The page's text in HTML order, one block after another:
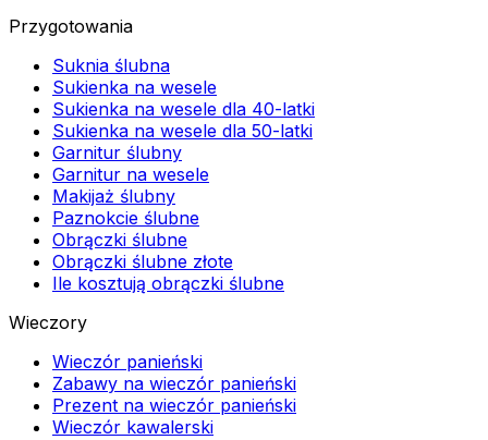
Przygotowania
Suknia ślubna
Sukienka na wesele
Sukienka na wesele dla 40-latki
Sukienka na wesele dla 50-latki
Garnitur ślubny
Garnitur na wesele
Makijaż ślubny
Paznokcie ślubne
Obrączki ślubne
Obrączki ślubne złote
Ile kosztują obrączki ślubne
Wieczory
Wieczór panieński
Zabawy na wieczór panieński
Prezent na wieczór panieński
Wieczór kawalerski